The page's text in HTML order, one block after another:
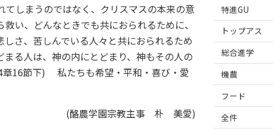
しまうのではなく、クリスマスの本来の意
い、どんなときでも共におられるために、
さ、苦しんでいる人々と共におられるため
る人は、神の内にとどまり、神もその人の
章16節下) 私たちも希望・平和・喜び・愛
(酪農学園宗教主事 朴 美愛)
特進GU
トップアス
総合進学
機農
フード
全件